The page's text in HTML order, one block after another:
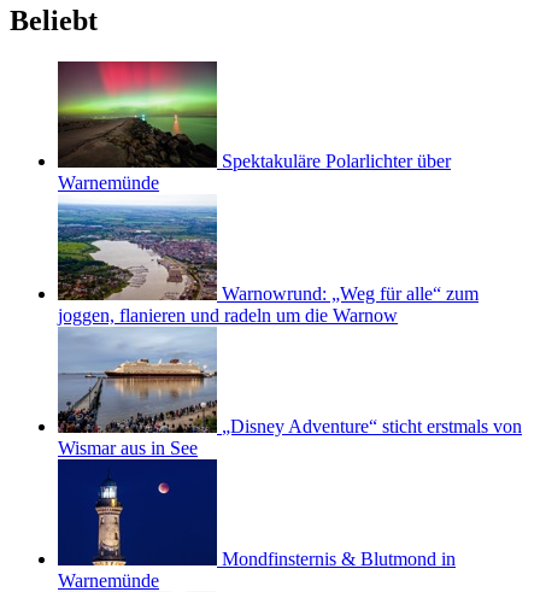
Beliebt
Spektakuläre Polarlichter über
Warnemünde
Warnowrund: „Weg für alle“ zum
joggen, flanieren und radeln um die Warnow
„Disney Adventure“ sticht erstmals von
Wismar aus in See
Mondfinsternis & Blutmond in
Warnemünde